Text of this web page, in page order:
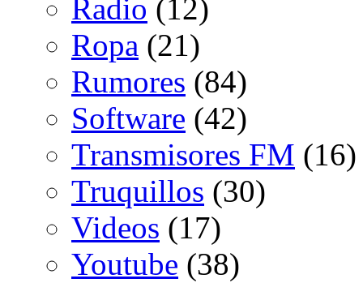
Radio (12)
Ropa (21)
Rumores (84)
Software (42)
Transmisores FM (16)
Truquillos (30)
Videos (17)
Youtube (38)